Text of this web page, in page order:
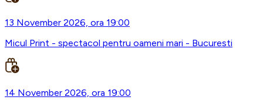
13 November 2026, ora 19:00
Micul Print - spectacol pentru oameni mari - Bucuresti
14 November 2026, ora 19:00